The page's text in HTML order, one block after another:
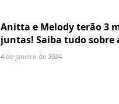
Anitta e Melody terão 3
juntas! Saiba tudo sobre
4 de janeiro de 2024